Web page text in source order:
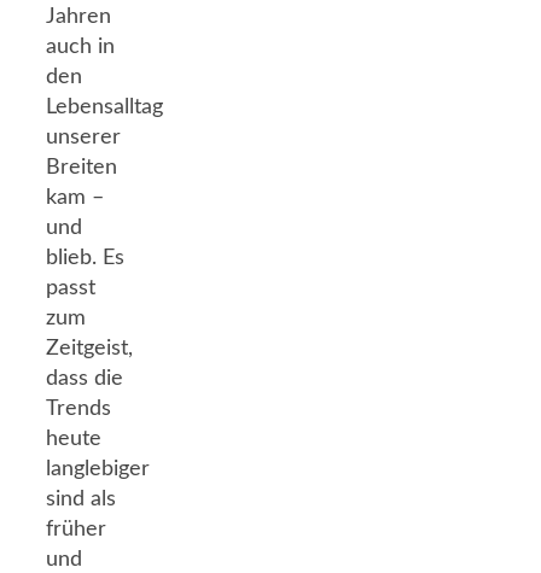
Jahren
auch in
den
Lebensalltag
unserer
Breiten
kam –
und
blieb. Es
passt
zum
Zeitgeist,
dass die
Trends
heute
langlebiger
sind als
früher
und